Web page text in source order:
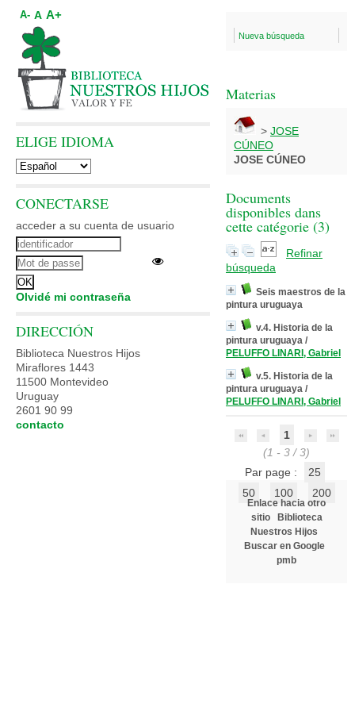
Nueva búsqueda
Materias
> JOSE
CÚNEO
JOSE CÚNEO
Documents
disponibles dans
cette catégorie (3)
Refinar
búsqueda
Seis maestros de la
pintura uruguaya
v.4. Historia de la
pintura uruguaya /
PELUFFO LINARI, Gabriel
v.5. Historia de la
pintura uruguaya /
PELUFFO LINARI, Gabriel
1
(1 - 3 / 3)
Par page :
25
50
100 200
Enlace hacia otro
sitio
Biblioteca
Nuestros Hijos
Buscar en Google
pmb
A- A A+
ELIGE IDIOMA
CONECTARSE
acceder a su cuenta de usuario
Olvidé mi contraseña
DIRECCIÓN
Biblioteca Nuestros Hijos
Miraflores 1443
11500 Montevideo
Uruguay
2601 90 99
contacto